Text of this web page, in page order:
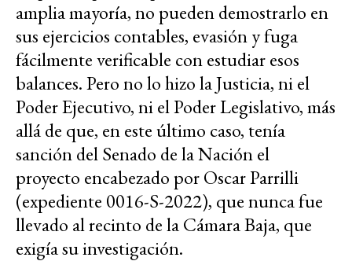
amplia mayoría, no pueden demostrarlo en
sus ejercicios contables, evasión y fuga
fácilmente verificable con estudiar esos
balances. Pero no lo hizo la Justicia, ni el
Poder Ejecutivo, ni el Poder Legislativo, más
allá de que, en este último caso, tenía
sanción del Senado de la Nación el
proyecto encabezado por Oscar Parrilli
(expediente 0016-S-2022), que nunca fue
llevado al recinto de la Cámara Baja, que
exigía su investigación.